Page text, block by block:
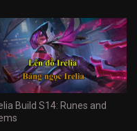
Build S14: Runes and